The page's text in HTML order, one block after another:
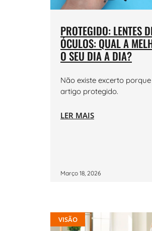
PROTEGIDO: LENTES
ÓCULOS: QUAL A
O SEU DIA A DIA?
Não existe excerto
artigo protegido.
LER MAIS
Março 18, 2026
VISÃO